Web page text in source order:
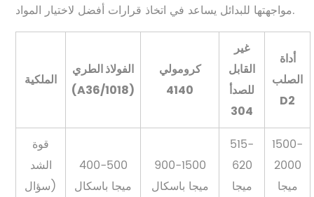
مواجهتها للبدائل يساعد في اتخاذ قرارات أفضل لاختيار المواد.
الملكية
الفولاذ الطري
(A36/1018)
كرومولي
4140
غير
القابل
للصدأ
304
أداة
الصلب
D2
قوة
الشد
(سؤال
400-500
ميجا باسكال
900-1500
ميجا باسكال
515-
620
ميجا
1500-
2000
ميجا